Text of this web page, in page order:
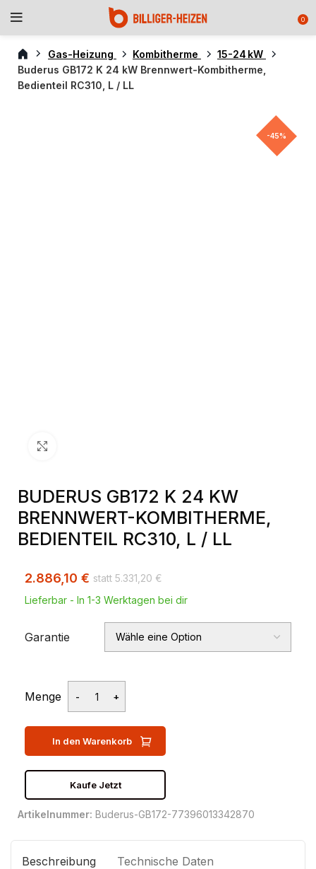
0
Gas-Heizung Kombitherme
15-24 kW
Buderus GB172 K 24 kW Brennwert-Kombitherme,
Bedienteil RC310, L / LL
-45%
BUDERUS GB172 K 24 KW
BRENNWERT-KOMBITHERME,
BEDIENTEIL RC310, L / LL
5.331,20 €
2.886,10 €
Lieferbar - In 1-3 Werktagen bei dir
Garantie
Menge
In den Warenkorb
Kaufe Jetzt
Artikelnummer: Buderus-GB172-77396013342870
Beschreibung Technische Daten